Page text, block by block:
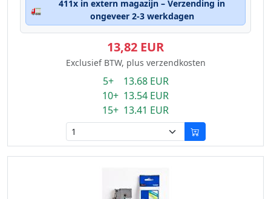
🚛
411x in extern magazijn – Verzending in
ongeveer 2-3 werkdagen
13,82 EUR
Exclusief BTW, plus verzendkosten
5+ 13.68 EUR
10+ 13.54 EUR
15+ 13.41 EUR